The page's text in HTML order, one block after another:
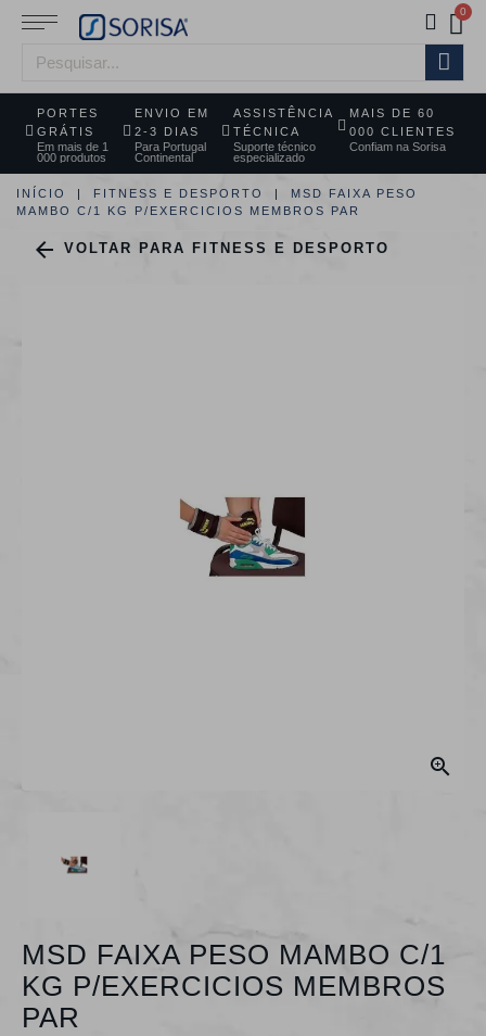
PORTES
GRÁTIS
Em mais de 1
000 produtos
ENVIO EM
2-3 DIAS
Para Portugal
Continental
ASSISTÊNCIA
TÉCNICA
Suporte técnico
especializado
MAIS DE 60
000 CLIENTES
Confiam na Sorisa
INÍCIO FITNESS E DESPORTO
MSD FAIXA PESO
MAMBO C/1 KG P/EXERCICIOS MEMBROS PAR
 VOLTAR PARA FITNESS E DESPORTO

MSD FAIXA PESO MAMBO C/1
KG P/EXERCICIOS MEMBROS
PAR